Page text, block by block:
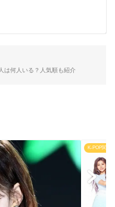
は何人いる？人気順も紹介
K-POP関連